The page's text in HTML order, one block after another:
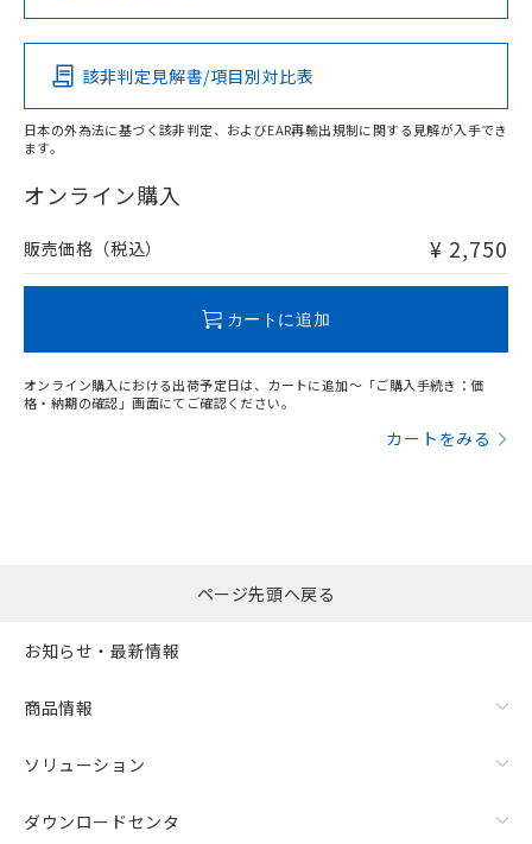
Pb Hg Cd Cr(VI)
O
在庫等で未対応品が混在する可能性があります。
問い合わせください。
この製品の規格認証/適合状況ページへ
その他の認証はこちらのページからご検索ください
該非判定見解書/項目別対比表
日本の外為法に基づく該非判定、およびEAR再輸出規制に関する見解が入手でき
ます。
オンライン購入
販売価格（税込） ¥ 2,750
カートに追加
オンライン購入における出荷予定日は、カートに追加～「ご購入手続き：価
格・納期の確認」画面にてご確認ください。
カートをみる
ページ先頭へ戻る
お知らせ・最新情報
商品情報
ソリューション
ダウンロードセンタ